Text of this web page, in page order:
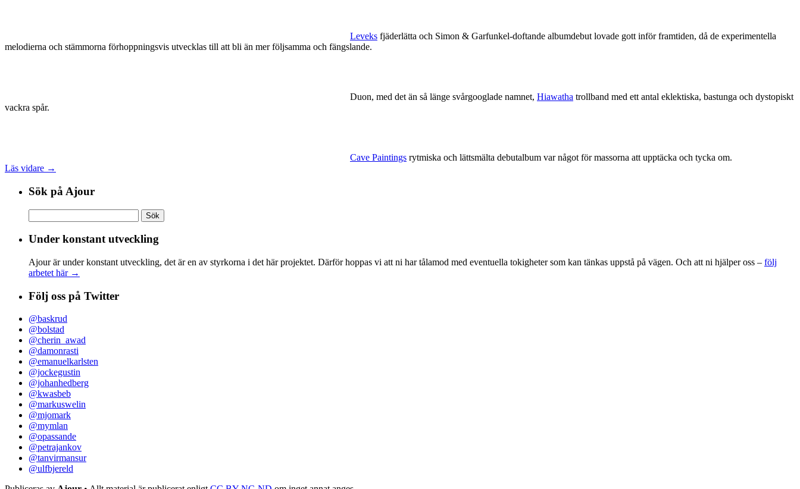
Leveks fjäderlätta och Simon & Garfunkel-doftande albumdebut lovade gott inför framtiden, då de experimentella
melodierna och stämmorna förhoppningsvis utvecklas till att bli än mer följsamma och fängslande.
Duon, med det än så länge svårgooglade namnet, Hiawatha trollband med ett antal eklektiska, bastunga och dystopiskt
vackra spår.
Cave Paintings rytmiska och lättsmälta debutalbum var något för massorna att upptäcka och tycka om.
Läs vidare →
Sök på Ajour
efter:
Under konstant utveckling
Ajour är under konstant utveckling, det är en av styrkorna i det här projektet. Därför hoppas vi att ni har tålamod med eventuella tokigheter som kan tänkas uppstå på vägen. Och att ni hjälper oss – följ
arbetet här →
Följ oss på Twitter
@baskrud
@bolstad
@cherin_awad
@damonrasti
@emanuelkarlsten
@jockegustin
@johanhedberg
@kwasbeb
@markuswelin
@mjomark
@mymlan
@opassande
@petrajankov
@tanvirmansur
@ulfbjereld